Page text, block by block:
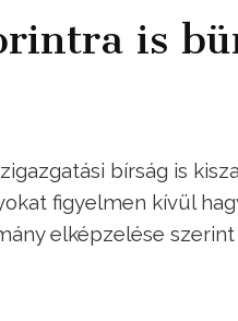
is
bírság is
figyelmen kívül
elképzelése szerint